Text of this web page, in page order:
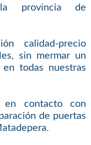
provincia de
calidad-precio
sin mermar un
todas nuestras
contacto con
de puertas